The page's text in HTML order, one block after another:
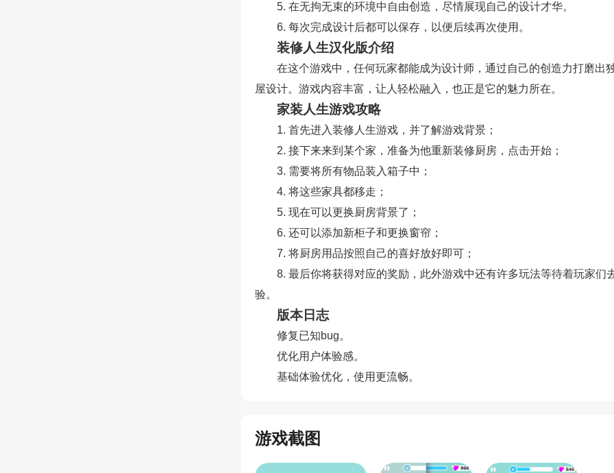
5. 在无拘无束的环境中自由创造，尽情展现自己的设计才华。
6. 每次完成设计后都可以保存，以便后续再次使用。
装修人生汉化版介绍
在这个游戏中，任何玩家都能成为设计师，通过自己的创造力打磨出
屋设计。游戏内容丰富，让人轻松融入，也正是它的魅力所在。
家装人生游戏攻略
1. 首先进入装修人生游戏，并了解游戏背景；
2. 接下来来到某个家，准备为他重新装修厨房，点击开始；
3. 需要将所有物品装入箱子中；
4. 将这些家具都移走；
5. 现在可以更换厨房背景了；
6. 还可以添加新柜子和更换窗帘；
7. 将厨房用品按照自己的喜好放好即可；
8. 最后你将获得对应的奖励，此外游戏中还有许多玩法等待着玩家们
验。
版本日志
修复已知bug。
优化用户体验感。
基础体验优化，使用更流畅。
游戏截图